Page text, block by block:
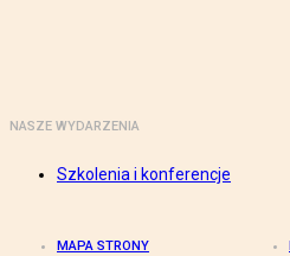
NASZE WYDARZENIA
Szkolenia i konferencje
MAPA STRONY